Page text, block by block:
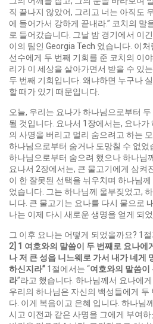
직 끝나지 않았어, 그리고 너는 아직도
에 들어가서 강하게 끝내라.” 코치의 말
로 들어갔습니다. 그날 밤 경기에서 이
이의 팀인 Georgia Tech 였습니다. 이
선수에게 두 번째 기회를 준 코치의 이
리가 이 세상을 살아가면서 받을 수 있
두 번째 기회입니다. 왜냐하면 누구나
할 때가 있기 때문입니다.
오늘, 우리는 요나가 하나님으로부터
될 것입니다. 요나서 1장에서는, 요나
의 사명을 버리고 멀리 숨으려고 하는
하나님으로부터 숨거나 도망칠 수 없었
하나님으로부터 숨으려 했으나 하나님
요나서 2장에서는, 큰 물고기에게 삼켜
이 한 잘못된 선택을 뉘우치며 하나님
었습니다. 그는 하나님께 울부짖었고,
니다. 큰 물고기는 요나를 다시 뭍으로
나는 이제 다시 새로운 생명을 얻게 되
그 이후 요나는 어떻게 되었을까요? 1
2] 1 여호와의 말씀이 두 번째로 요나에
나 저 큰 성읍 니느웨로 가서 내가 네게
하신지라” 1절에서는 “여호와의 말씀이
라”라고 했습니다. 하나님께서 요나에
우리의 하나님은 자신의 백성들에게 두
다. 이게 복음이고 은혜 입니다. 하나님
시고 이전과 같은 사명을 그에게 부여